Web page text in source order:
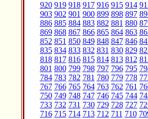
920 919 918 917 916 915 914
903 902 901 900 899 898 897
886 885 884 883 882 881 880
869 868 867 866 865 864 863
852 851 850 849 848 847 846
835 834 833 832 831 830 829
818 817 816 815 814 813 812
801 800 799 798 797 796 795
784 783 782 781 780 779 778
767 766 765 764 763 762 761
750 749 748 747 746 745 744
733 732 731 730 729 728 727
716 715 714 713 712 711 710